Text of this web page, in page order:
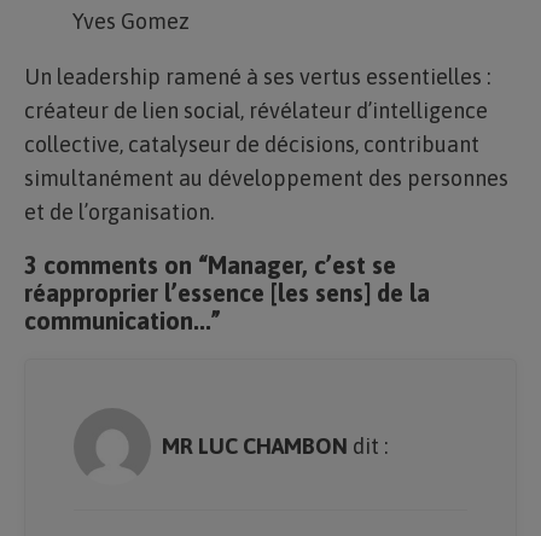
Yves Gomez
Un leadership ramené à ses vertus essentielles :
créateur de lien social, révélateur d’intelligence
collective, catalyseur de décisions, contribuant
simultanément au développement des personnes
et de l’organisation.
3 comments on “Manager, c’est se
réapproprier l’essence [les sens] de la
communication...”
MR LUC CHAMBON dit :